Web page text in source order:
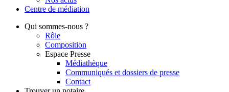
Centre de médiation
Qui sommes-nous ?
Rôle
Composition
Espace Presse
Médiathèque
Communiqués et dossiers de presse
Contact